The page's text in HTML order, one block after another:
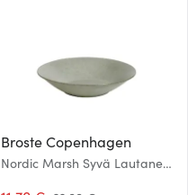
Broste Copenhagen
Nordic Marsh Syvä Lautanen